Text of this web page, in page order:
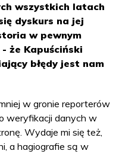
wszystkich latach
dyskurs na jej
w pewnym
że Kapuściński
błędy jest nam
w gronie reporterów
weryfikacji danych w
Wydaje mi się też,
a hagiografie są w